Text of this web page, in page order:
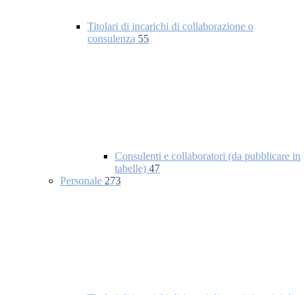
Titolari di incarichi di collaborazione o
consulenza 55
Consulenti e collaboratori (da pubblicare in
tabelle) 47
Personale 273